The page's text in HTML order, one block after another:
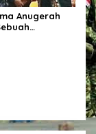
Anugerah